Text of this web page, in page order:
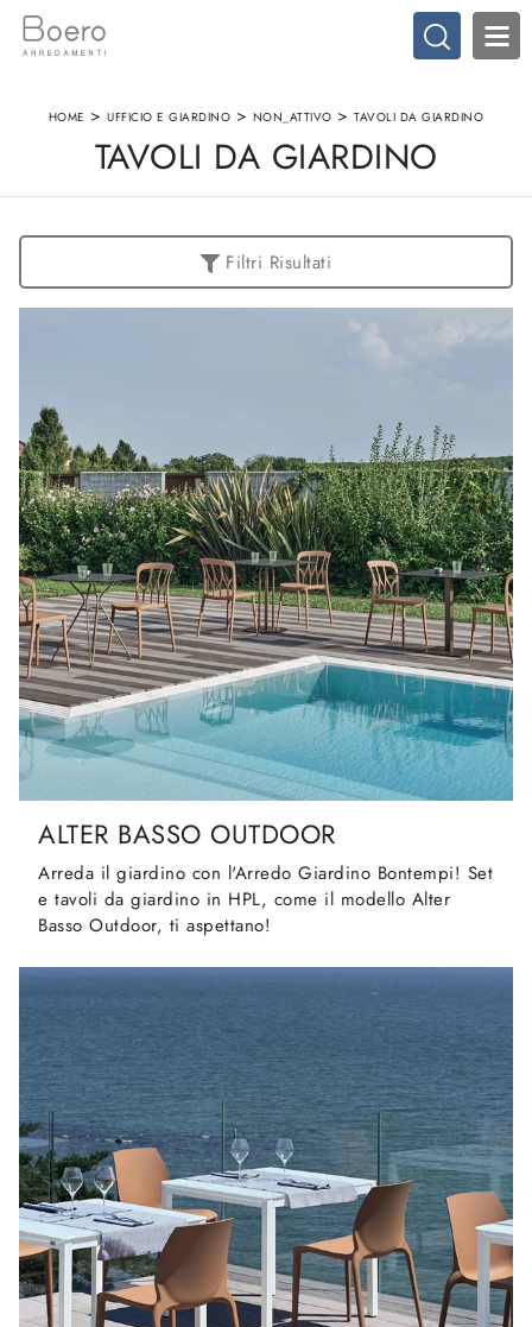
HOME >UFFICIO E GIARDINO > NON_ATTIVO >TAVOLI DA GIARDINO
TAVOLI DA GIARDINO
Filtri Risultati
ALTER BASSO OUTDOOR
Arreda il giardino con l'Arredo Giardino Bontempi! Set
e tavoli da giardino in HPL, come il modello Alter
Basso Outdoor, ti aspettano!